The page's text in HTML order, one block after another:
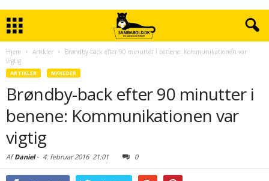
Hjem Artikler
Brøndby-back efter 90 minutter i benene: Kommunikationen var
vigtig
ARTIKLER NYHEDER
Brøndby-back efter 90 minutter i
benene: Kommunikationen var
vigtig
AfDaniel- 4. februar 201621:01 0